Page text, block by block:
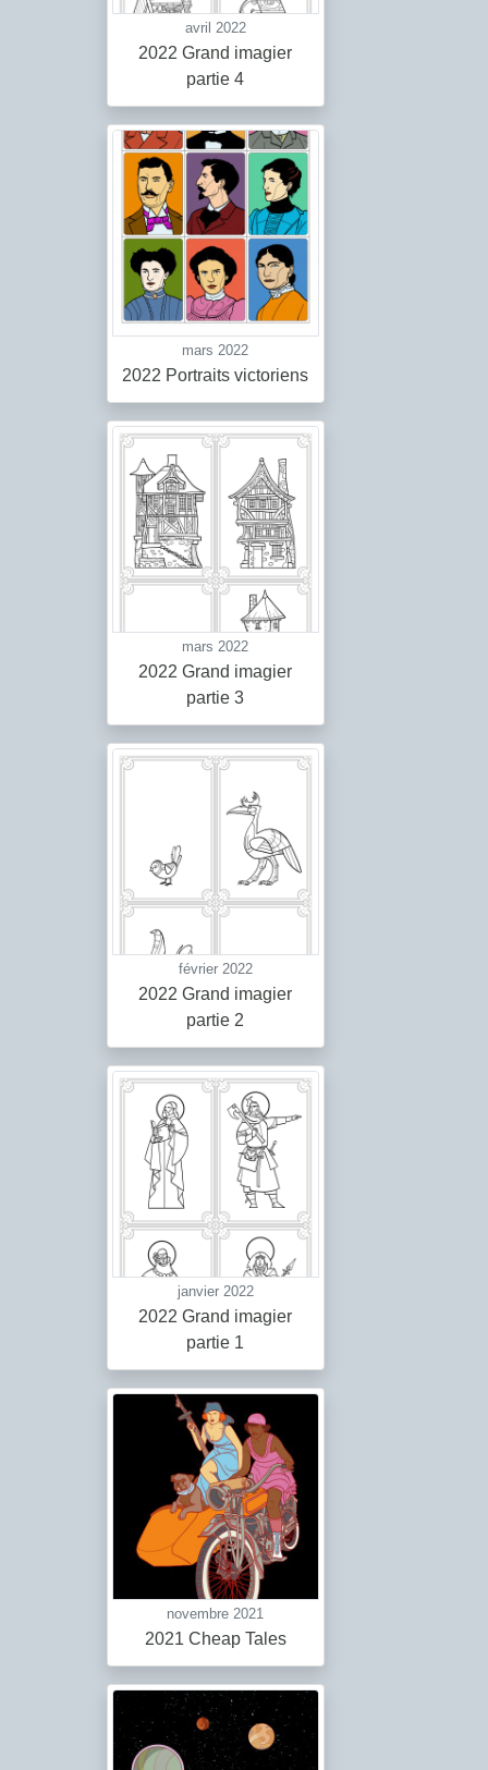
avril 2022
2022 Grand imagier
partie 4
mars 2022
2022 Portraits victoriens
mars 2022
2022 Grand imagier
partie 3
février 2022
2022 Grand imagier
partie 2
janvier 2022
2022 Grand imagier
partie 1
novembre 2021
2021 Cheap Tales